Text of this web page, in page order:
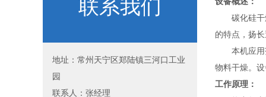
联系我们
地址：常州天宁区郑陆镇三河口工业
园
联系人：张经理
碳化硅干燥
的特点，扬
本机应用范
物料干燥。
工作原理：